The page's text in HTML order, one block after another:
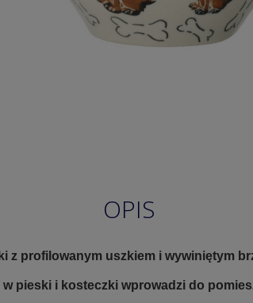
OPIS
z profilowanym uszkiem i wywiniętym
pieski i kosteczki wprowadzi do